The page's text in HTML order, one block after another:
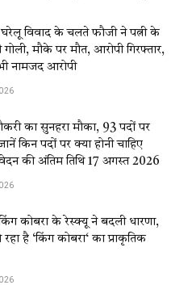
विवाद के चलते फौजी ने पत्नी के
गोली, मौके पर मौत, आरोपी गिरफ्तार,
नामजद आरोपी
का सुनहरा मौका, 93 पदों पर
किन पदों पर क्या होनी चाहिए
की अंतिम तिथि 17 अगस्त 2026
कोबरा के रेस्क्यू ने बदली धारणा,
रहा है ‘किंग कोबरा‘ का प्राकृतिक